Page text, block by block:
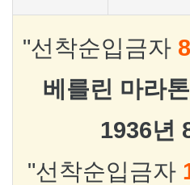
"선착순입금자
베를린 마라
1936년
"선착순입금자